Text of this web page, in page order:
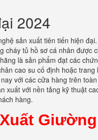
2024
sản xuất tiên tiến hiện
cháy tủ hồ sơ cá nhân được
là sản phẩm đạt các
cao su cố định hoặc trang
với các cửa hàng trên
xuất với nền tảng kỹ thuật
hàng.